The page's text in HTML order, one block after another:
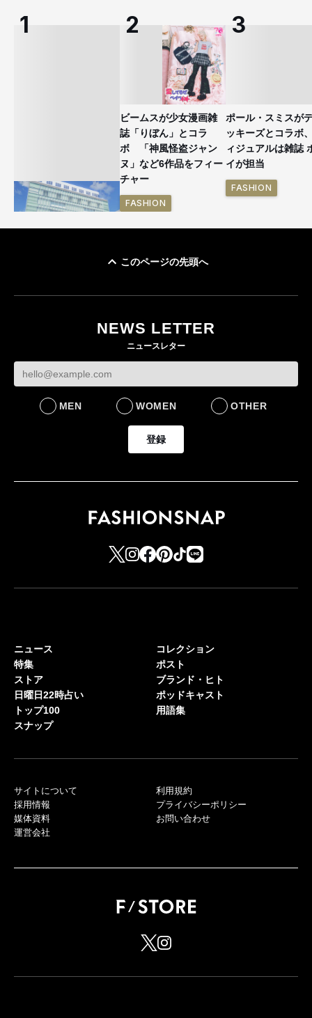
ビームスが少女漫画雑
誌「りぼん」とコラ
ボ 「神風怪盗ジャン
ヌ」など6作品をフィー
チャー
FASHION
ポール・スミスが
ッキーズとコラボ
ィジュアルは雑誌
イが担当
FASHION
このページの先頭へ
NEWS LETTER
ニュースレター
MEN WOMEN OTHER
登録
ニュース
特集
ストア
日曜日22時占い
トップ100
スナップ
コレクション
ポスト
ブランド・ヒト
ポッドキャスト
用語集
サイトについて
採用情報
媒体資料
運営会社
利用規約
プライバシーポリシー
お問い合わせ